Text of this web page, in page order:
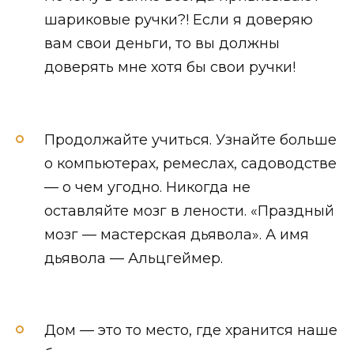
шариковые ручки?! Если я доверяю
вам свои деньги, то вы должны
доверять мне хотя бы свои ручки!
Продолжайте учиться. Узнайте больше
о компьютерах, ремеслах, садоводстве
— о чем угодно. Никогда не
оставляйте мозг в лености. «Праздный
мозг — мастерская дьявола». А имя
дьявола — Альцгеймер.
Дом — это то место, где хранится наше